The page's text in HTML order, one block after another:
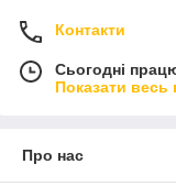
Контакти
Сьогодні
Показати весь
Про нас